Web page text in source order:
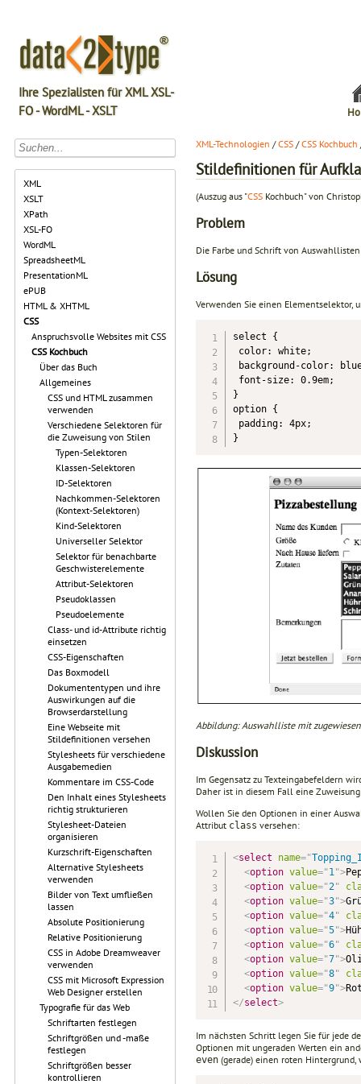
Ihre Spezialisten für XML XSL-
FO - WordML - XSLT
XML
XSLT
XPath
XSL-FO
WordML
SpreadsheetML
PresentationML
ePUB
HTML & XHTML
CSS
Anspruchsvolle Websites mit CSS
CSS Kochbuch
Über das Buch
Allgemeines
CSS und HTML zusammen
verwenden
Verschiedene Selektoren für
die Zuweisung von Stilen
Typen-Selektoren
Klassen-Selektoren
ID-Selektoren
Nachkommen-Selektoren
(Kontext-Selektoren)
Kind-Selektoren
Universeller Selektor
Selektor für benachbarte
Geschwisterelemente
Attribut-Selektoren
Pseudoklassen
Pseudoelemente
Class- und id-Attribute richtig
einsetzen
CSS-Eigenschaften
Das Boxmodell
Dokumententypen und ihre
Auswirkungen auf die
Browserdarstellung
Eine Webseite mit
Stildefinitionen versehen
Stylesheets für verschiedene
Ausgabemedien
Kommentare im CSS-Code
Den Inhalt eines Stylesheets
richtig strukturieren
Stylesheet-Dateien
organisieren
Kurzschrift-Eigenschaften
Alternative Stylesheets
verwenden
Bilder von Text umfließen
lassen
Absolute Positionierung
Relative Positionierung
CSS in Adobe Dreamweaver
verwenden
CSS mit Microsoft Expression
Web Designer erstellen
Typografie für das Web
Schriftarten festlegen
Schriftgrößen und -maße
festlegen
Schriftgrößen besser
kontrollieren
XML-Technologien /CSS /CSS Kochbuch
Stildefinitionen für
(Auszug aus "CSS Kochbuch" von
Problem
Die Farbe und Schrift von
Lösung
Verwenden Sie einen Elementselektor,
select {
color: white;
background-color:
font-size: 0.9em;
}
option {
padding: 4px;
}
Abbildung: Auswahlliste mit
Diskussion
Im Gegensatz zu Texteingabefeldern
Daher ist in diesem Fall eine
Wollen Sie den Optionen in einer
Attribut class versehen:
<select name="
<option value="1 ">
<option value="2"
<option value="3">
<option value="4"
<option value="5">
<option value="6"
<option value="7">
<option value="8"
<option value="9">
</select>
Im nächsten Schritt legen Sie für jede
Optionen mit ungeraden Werten ein
even (gerade) einen roten